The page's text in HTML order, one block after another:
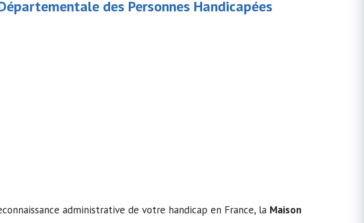
des Personnes Handicapées
administrative de votre handicap en France, la Maison